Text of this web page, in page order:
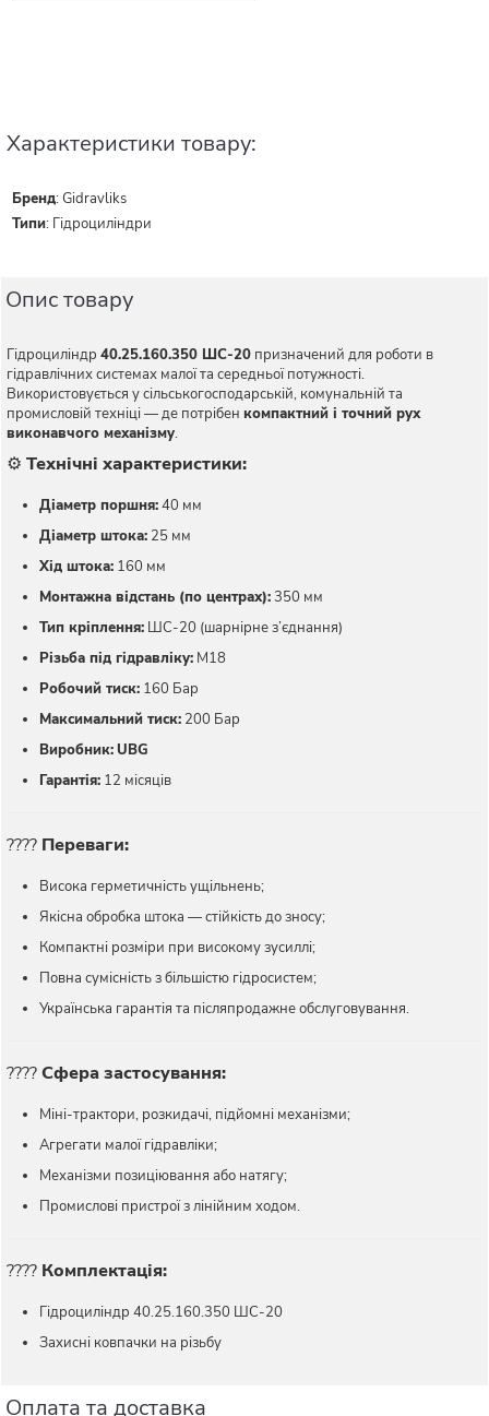
Характеристики товару:
Бренд:Gidravliks
Типи: Гідроциліндри
Опис товару
Гідроциліндр 40.25.160.350 ШС-20 призначений для роботи в
гідравлічних системах малої та середньої потужності.
Використовується у сільськогосподарській, комунальній та
промисловій техніці — де потрібен компактний і точний рух
виконавчого механізму.
⚙️ Технічні характеристики:
Діаметр поршня:40 мм
Діаметр штока: 25 мм
Хід штока: 160 мм
Монтажна відстань (по центрах):350 мм
Тип кріплення: ШС-20 (шарнірне з’єднання)
Різьба під гідравліку: М18
Робочий тиск: 160 Бар
Максимальний тиск: 200 Бар
Виробник:UBG
Гарантія: 12 місяців
???? Переваги:
Висока герметичність ущільнень;
Якісна обробка штока — стійкість до зносу;
Компактні розміри при високому зусиллі;
Повна сумісність з більшістю гідросистем;
Українська гарантія та післяпродажне обслуговування.
????Сфера застосування:
Міні-трактори, розкидачі, підйомні механізми;
Агрегати малої гідравліки;
Механізми позиціювання або натягу;
Промислові пристрої з лінійним ходом.
???? Комплектація:
Гідроциліндр 40.25.160.350 ШС-20
Захисні ковпачки на різьбу
Оплата та доставка